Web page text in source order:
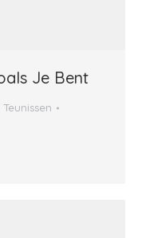
Je Bent
Teunissen